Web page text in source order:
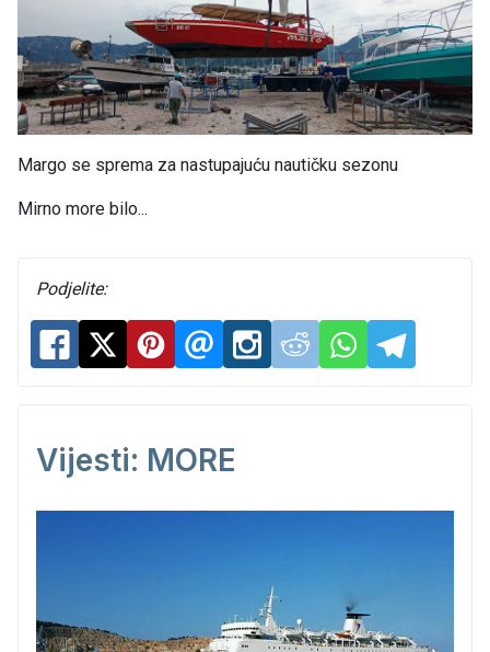
Margo se sprema za nastupajuću nautičku sezonu
Mirno more bilo...
Podjelite:
Vijesti: MORE